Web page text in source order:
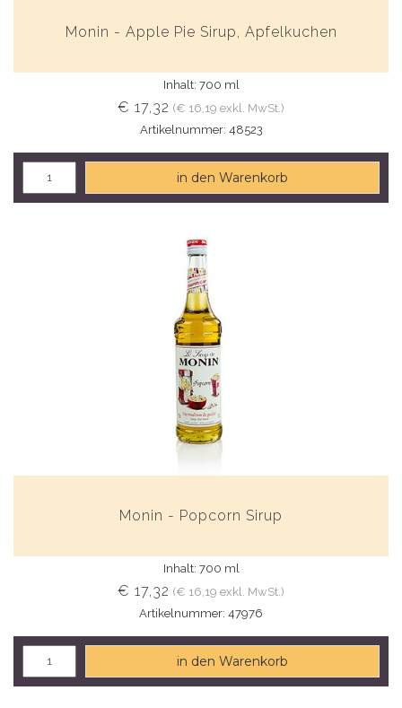
Monin - Apple Pie Sirup, Apfelkuchen
Inhalt: 700 ml
€ 17,32 (€ 16,19 exkl. MwSt.)
Artikelnummer: 48523
in den Warenkorb
Monin - Popcorn Sirup
Inhalt: 700 ml
€ 17,32 (€ 16,19 exkl. MwSt.)
Artikelnummer: 47976
in den Warenkorb